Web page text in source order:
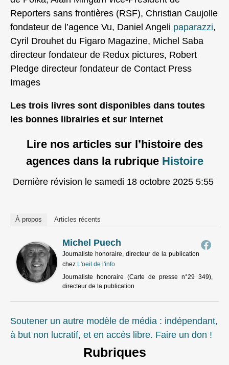
Reporters sans frontières (RSF), Christian Caujolle
fondateur de l’agence Vu, Daniel Angeli paparazzi,
Cyril Drouhet du Figaro Magazine, Michel Saba
directeur fondateur de Redux pictures, Robert
Pledge directeur fondateur de Contact Press
Images
Les trois livres sont disponibles dans toutes
les bonnes librairies et sur Internet
Lire nos articles sur l’histoire des
agences dans la rubrique Histoire
Dernière révision le samedi 18 octobre 2025 5:55
À propos Articles récents
Michel Puech
Journaliste honoraire, directeur de la publication
chez L'oeil de l'info
Journaliste honoraire (Carte de presse n°29 349),
directeur de la publication
Soutener un autre modèle de média : indépendant,
à but non lucratif, et en accès libre. Faire un don !
Rubriques